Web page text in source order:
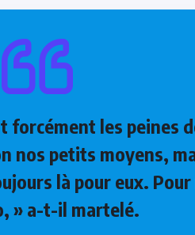
forcément les peines
nos petits moyens,
là pour eux. Pour
» a-t-il martelé.